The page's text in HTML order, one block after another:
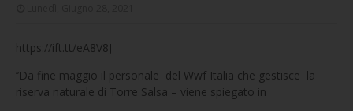
https://ift.tt/eA8V8J
‘’Da fine maggio il personale del Wwf Italia che gestisce la
riserva naturale di Torre Salsa – viene spiegato in